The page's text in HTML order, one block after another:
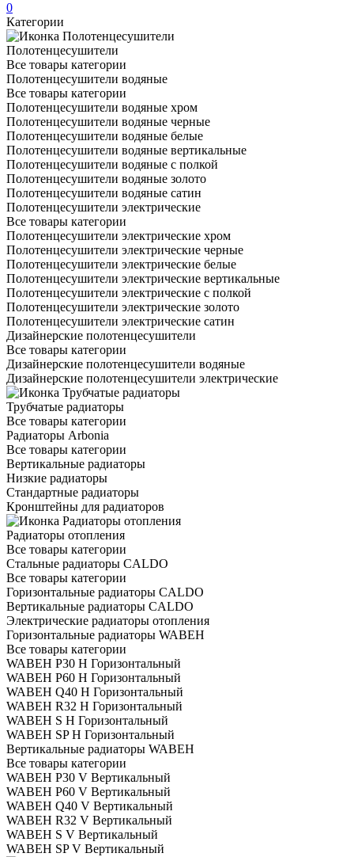
0
Категории
Полотенцесушители
Все товары категории
Полотенцесушители водяные
Все товары категории
Полотенцесушители водяные хром
Полотенцесушители водяные черные
Полотенцесушители водяные белые
Полотенцесушители водяные вертикальные
Полотенцесушители водяные с полкой
Полотенцесушители водяные золото
Полотенцесушители водяные сатин
Полотенцесушители электрические
Все товары категории
Полотенцесушители электрические хром
Полотенцесушители электрические черные
Полотенцесушители электрические белые
Полотенцесушители электрические вертикальные
Полотенцесушители электрические с полкой
Полотенцесушители электрические золото
Полотенцесушители электрические сатин
Дизайнерские полотенцесушители
Все товары категории
Дизайнерские полотенцесушители водяные
Дизайнерские полотенцесушители электрические
Трубчатые радиаторы
Все товары категории
Радиаторы Arbonia
Все товары категории
Вертикальные радиаторы
Низкие радиаторы
Стандартные радиаторы
Кронштейны для радиаторов
Радиаторы отопления
Все товары категории
Стальные радиаторы CALDO
Все товары категории
Горизонтальные радиаторы CALDO
Вертикальные радиаторы CALDO
Электрические радиаторы отопления
Горизонтальные радиаторы WABEH
Все товары категории
WABEH P30 H Горизонтальный
WABEH P60 H Горизонтальный
WABEH Q40 H Горизонтальный
WABEH R32 H Горизонтальный
WABEH S H Горизонтальный
WABEH SP H Горизонтальный
Вертикальные радиаторы WABEH
Все товары категории
WABEH P30 V Вертикальный
WABEH P60 V Вертикальный
WABEH Q40 V Вертикальный
WABEH R32 V Вертикальный
WABEH S V Вертикальный
WABEH SP V Вертикальный